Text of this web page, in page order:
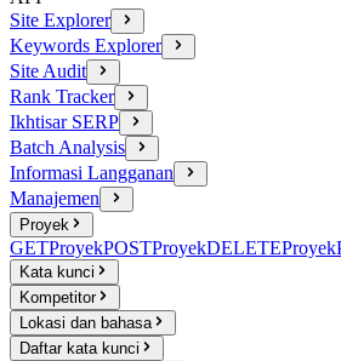
Site Explorer
Keywords Explorer
Site Audit
Rank Tracker
Ikhtisar SERP
Batch Analysis
Informasi Langganan
Manajemen
Proyek
GETProyekPOSTProyekDELETEProyek
Kata kunci
Kompetitor
Lokasi dan bahasa
Daftar kata kunci